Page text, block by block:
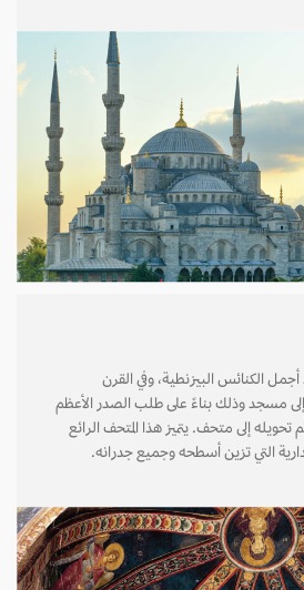
الكنائس البيزنطية، وفي القرن
مسجد وذلك بناءً على طلب الصدر الأعظم
وفي عام 1948 تم تحويله إلى متحف. يتميز هذا المتحف الرائع
التي تزين أسطحه وجميع جدرانه.